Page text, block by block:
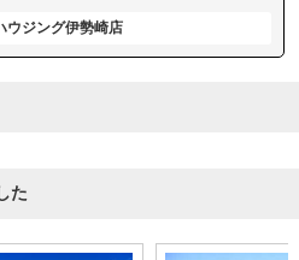
ウジング伊勢崎店
た